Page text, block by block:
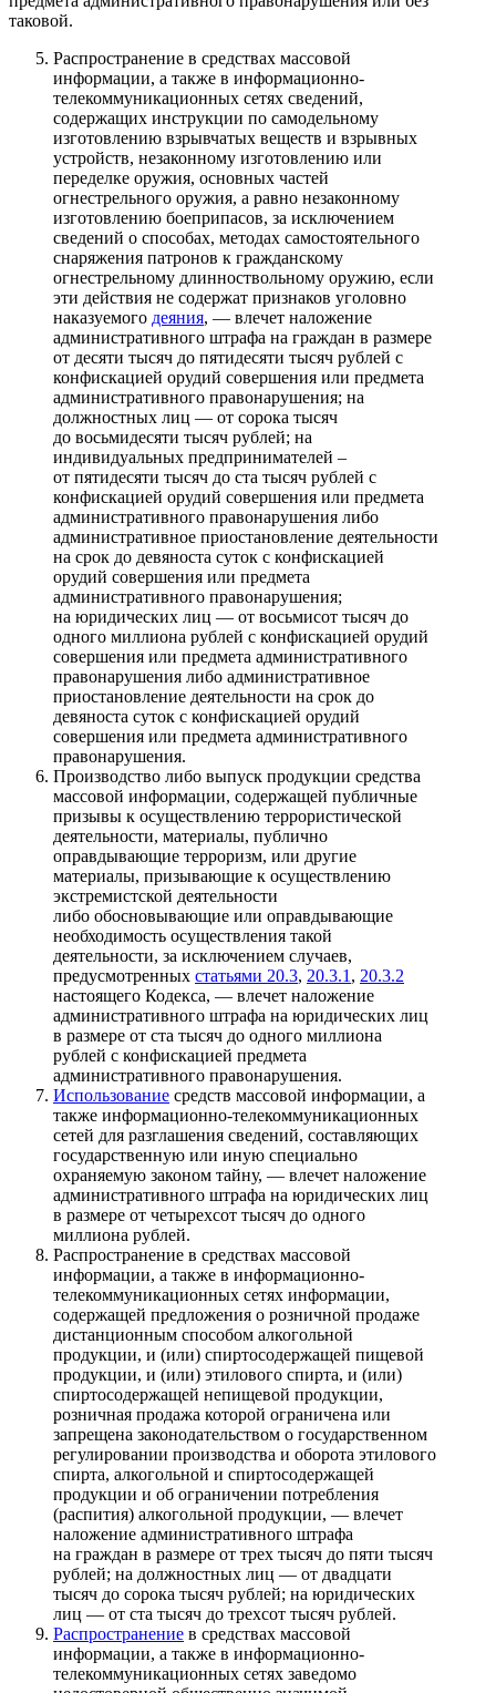
таковой.
Распространение в средствах массовой
информации, а также в информационно-
телекоммуникационных сетях сведений,
содержащих инструкции по самодельному
изготовлению взрывчатых веществ и взрывных
устройств, незаконному изготовлению или
переделке оружия, основных частей
огнестрельного оружия, а равно незаконному
изготовлению боеприпасов, за исключением
сведений о способах, методах самостоятельного
снаряжения патронов к гражданскому
огнестрельному длинноствольному оружию, если
эти действия не содержат признаков уголовно
наказуемого деяния, — влечет наложение
административного штрафа на граждан в размере
от десяти тысяч до пятидесяти тысяч рублей с
конфискацией орудий совершения или предмета
административного правонарушения; на
должностных лиц — от сорока тысяч
до восьмидесяти тысяч рублей; на
индивидуальных предпринимателей –
от пятидесяти тысяч до ста тысяч рублей с
конфискацией орудий совершения или предмета
административного правонарушения либо
административное приостановление деятельности
на срок до девяноста суток с конфискацией
орудий совершения или предмета
административного правонарушения;
на юридических лиц — от восьмисот тысяч до
одного миллиона рублей с конфискацией орудий
совершения или предмета административного
правонарушения либо административное
приостановление деятельности на срок до
девяноста суток с конфискацией орудий
совершения или предмета административного
правонарушения.
Производство либо выпуск продукции средства
массовой информации, содержащей публичные
призывы к осуществлению террористической
деятельности, материалы, публично
оправдывающие терроризм, или другие
материалы, призывающие к осуществлению
экстремистской деятельности
либо обосновывающие или оправдывающие
необходимость осуществления такой
деятельности, за исключением случаев,
предусмотренных статьями 20.3, 20.3.1 , 20.3.2
настоящего Кодекса, — влечет наложение
административного штрафа на юридических лиц
в размере от ста тысяч до одного миллиона
рублей с конфискацией предмета
административного правонарушения.
Использование средств массовой информации, а
также информационно-телекоммуникационных
сетей для разглашения сведений, составляющих
государственную или иную специально
охраняемую законом тайну, — влечет наложение
административного штрафа на юридических лиц
в размере от четырехсот тысяч до одного
миллиона рублей.
Распространение в средствах массовой
информации, а также в информационно-
телекоммуникационных сетях информации,
содержащей предложения о розничной продаже
дистанционным способом алкогольной
продукции, и (или) спиртосодержащей пищевой
продукции, и (или) этилового спирта, и (или)
спиртосодержащей непищевой продукции,
розничная продажа которой ограничена или
запрещена законодательством о государственном
регулировании производства и оборота этилового
спирта, алкогольной и спиртосодержащей
продукции и об ограничении потребления
(распития) алкогольной продукции, — влечет
наложение административного штрафа
на граждан в размере от трех тысяч до пяти тысяч
рублей; на должностных лиц — от двадцати
тысяч до сорока тысяч рублей; на юридических
лиц — от ста тысяч до трехсот тысяч рублей.
Распространение в средствах массовой
информации, а также в информационно-
телекоммуникационных сетях заведомо